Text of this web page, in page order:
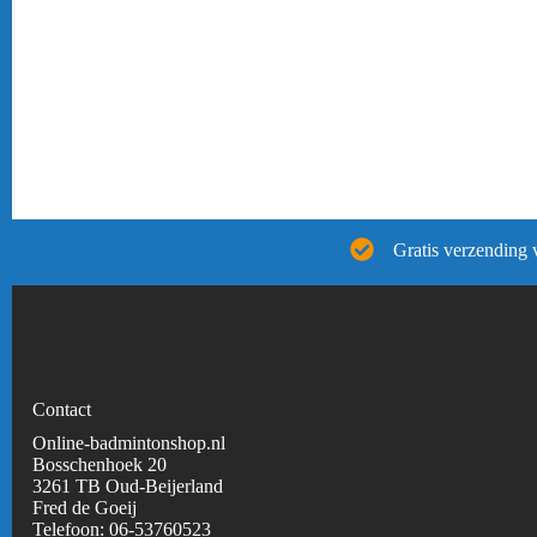
Gratis verzending
Contact
Online-badmintonshop.nl
Bosschenhoek 20
3261 TB Oud-Beijerland
Fred de Goeij
Telefoon: 06-53760523